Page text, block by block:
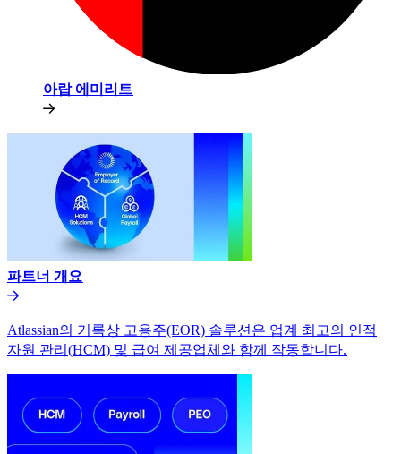
아랍 에미리트​​
파트너 개요​​
Atlassian의 기록상 고용주(EOR) 솔루션은 업계 최고의 인적
자원 관리(HCM) 및 급여 제공업체와 함께 작동합니다.​​